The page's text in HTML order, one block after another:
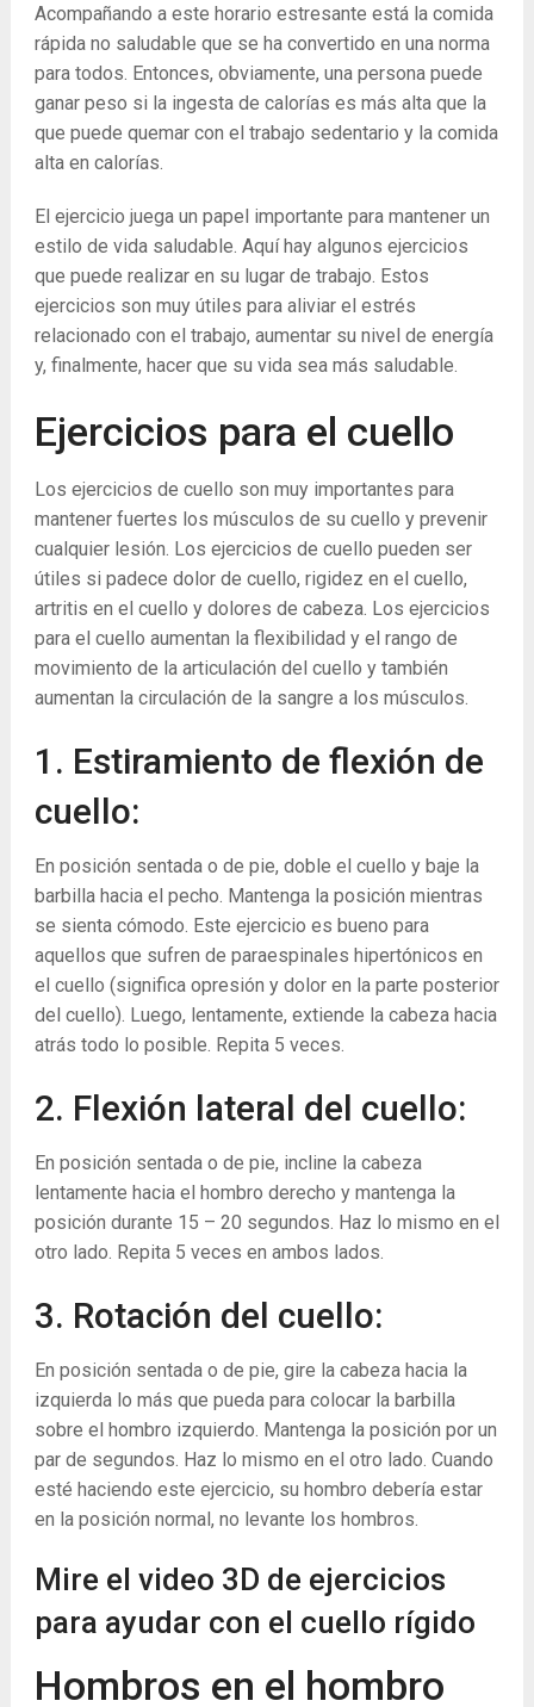
Acompañando a este horario estresante está la comida
rápida no saludable que se ha convertido en una norma
para todos. Entonces, obviamente, una persona puede
ganar peso si la ingesta de calorías es más alta que la
que puede quemar con el trabajo sedentario y la comida
alta en calorías.
El ejercicio juega un papel importante para mantener un
estilo de vida saludable. Aquí hay algunos ejercicios
que puede realizar en su lugar de trabajo. Estos
ejercicios son muy útiles para aliviar el estrés
relacionado con el trabajo, aumentar su nivel de energía
y, finalmente, hacer que su vida sea más saludable.
Ejercicios para el cuello
Los ejercicios de cuello son muy importantes para
mantener fuertes los músculos de su cuello y prevenir
cualquier lesión. Los ejercicios de cuello pueden ser
útiles si padece dolor de cuello, rigidez en el cuello,
artritis en el cuello y dolores de cabeza. Los ejercicios
para el cuello aumentan la flexibilidad y el rango de
movimiento de la articulación del cuello y también
aumentan la circulación de la sangre a los músculos.
1. Estiramiento de flexión de
cuello:
En posición sentada o de pie, doble el cuello y baje la
barbilla hacia el pecho. Mantenga la posición mientras
se sienta cómodo. Este ejercicio es bueno para
aquellos que sufren de paraespinales hipertónicos en
el cuello (significa opresión y dolor en la parte posterior
del cuello). Luego, lentamente, extiende la cabeza hacia
atrás todo lo posible. Repita 5 veces.
2. Flexión lateral del cuello:
En posición sentada o de pie, incline la cabeza
lentamente hacia el hombro derecho y mantenga la
posición durante 15 – 20 segundos. Haz lo mismo en el
otro lado. Repita 5 veces en ambos lados.
3. Rotación del cuello:
En posición sentada o de pie, gire la cabeza hacia la
izquierda lo más que pueda para colocar la barbilla
sobre el hombro izquierdo. Mantenga la posición por un
par de segundos. Haz lo mismo en el otro lado. Cuando
esté haciendo este ejercicio, su hombro debería estar
en la posición normal, no levante los hombros.
Mire el video 3D de ejercicios
para ayudar con el cuello rígido
Hombros en el hombro